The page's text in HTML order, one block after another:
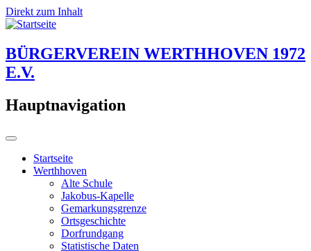
Direkt zum Inhalt
BÜRGERVEREIN WERTHHOVEN 1972
E.V.
Hauptnavigation
Startseite
Werthhoven
Alte Schule
Jakobus-Kapelle
Gemarkungsgrenze
Ortsgeschichte
Dorfrundgang
Statistische Daten